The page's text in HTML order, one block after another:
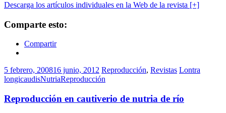
Descarga los artículos individuales en la Web de la revista [+]
Comparte esto:
Compartir
5 febrero, 200816 junio, 2012 Reproducción, Revistas Lontra
longicaudisNutriaReproducción
Reproducción en cautiverio de nutria de río